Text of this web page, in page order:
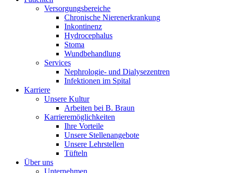
Versorgungsbereiche
Chronische Nierenerkrankung
Inkontinenz
Hydrocephalus
Stoma
Wundbehandlung
Services
Nephrologie- und Dialysezentren
Infektionen im Spital
Karriere
Unsere Kultur
Arbeiten bei B. Braun
Karrieremöglichkeiten
Ihre Vorteile
Unsere Stellenangebote
Unsere Lehrstellen
Tüfteln
Über uns
Unternehmen